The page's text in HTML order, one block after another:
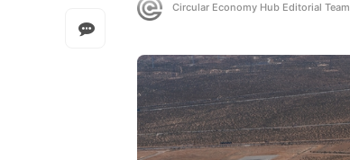
Circular Economy Hub Editorial Team